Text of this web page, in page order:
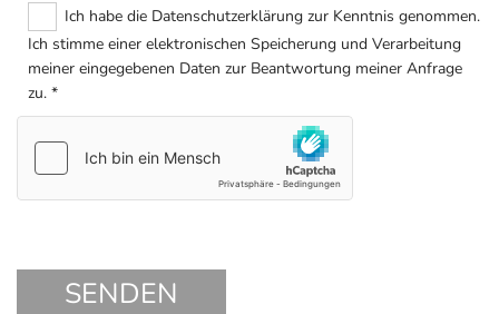
Ich habe die Datenschutzerklärung zur Kenntnis genommen.
Ich stimme einer elektronischen Speicherung und Verarbeitung
meiner eingegebenen Daten zur Beantwortung meiner Anfrage
zu. *